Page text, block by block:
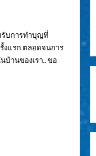
รับการทำบุญที่
งแรก ตลอดจนการ
านของเรา.. ขอ